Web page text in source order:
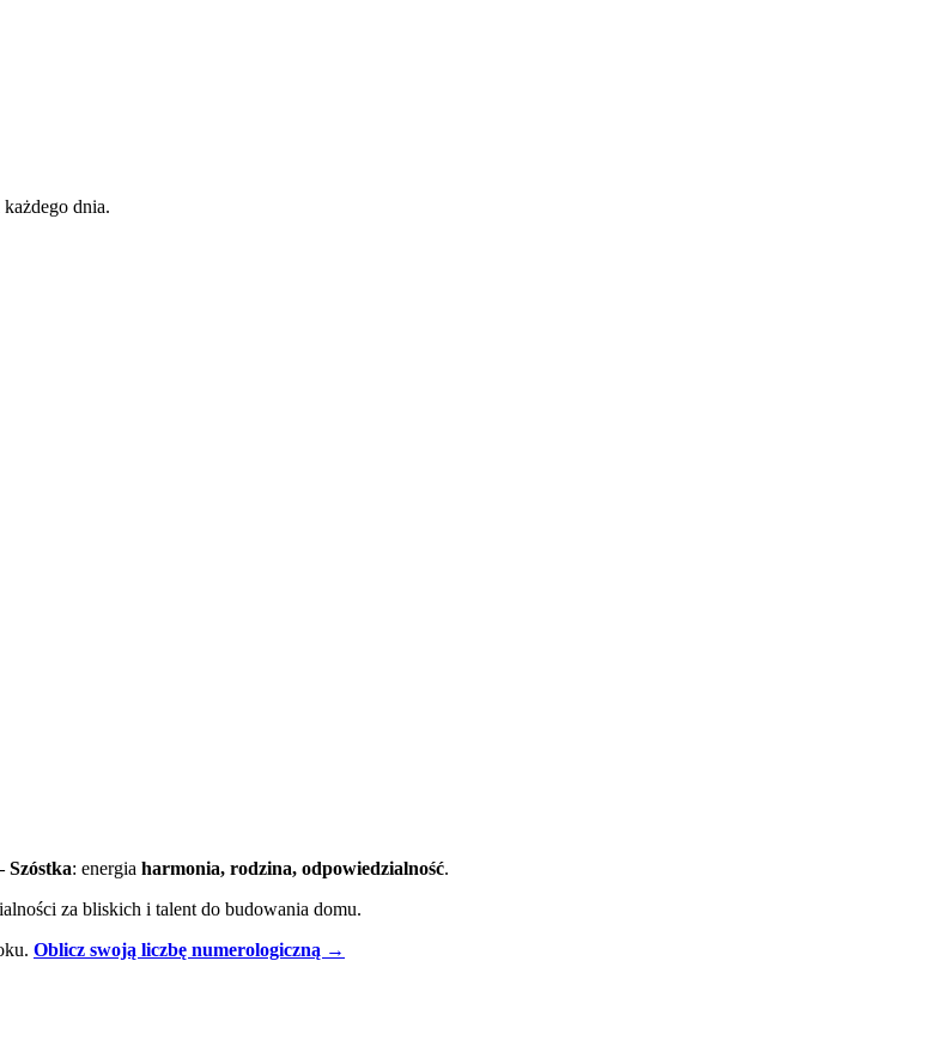
dnia.
Szóstka: energia harmonia, rodzina, odpowiedzialność.
za bliskich i talent do budowania domu.
Oblicz swoją liczbę numerologiczną →